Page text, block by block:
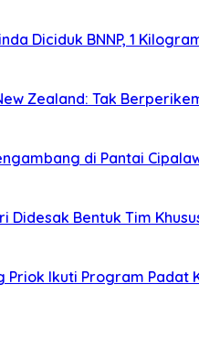
Diciduk BNNP, 1
Zealand: Tak
di Pantai
Didesak Bentuk Tim
Priok Ikuti Program Padat